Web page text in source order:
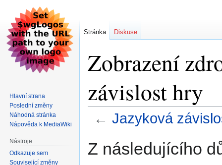
Zobrazení
závislost hry
← Jazyková
na
na
Z následujícího
Stránka Diskuse
Hlavní strana
Poslední změny
Náhodná stránka
Nápověda k MediaWiki
Nástroje
Odkazuje sem
Související změny